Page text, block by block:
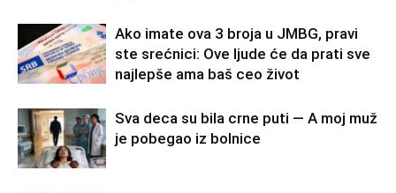
Ako imate ova 3 broja u JMBG, pravi
ste srećnici: Ove ljude će da prati sve
najlepše ama baš ceo život
Sva deca su bila crne puti — A moj muž
je pobegao iz bolnice